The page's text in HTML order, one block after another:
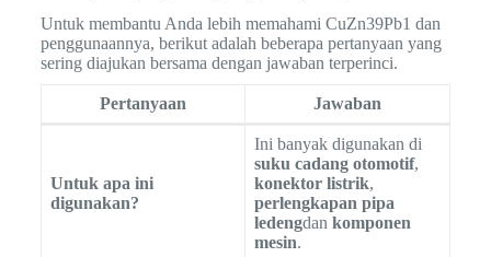
Untuk membantu Anda lebih memahami CuZn39Pb1 dan
penggunaannya, berikut adalah beberapa pertanyaan yang
sering diajukan bersama dengan jawaban terperinci.
Pertanyaan Jawaban
Untuk apa ini
digunakan?
Ini banyak digunakan di
suku cadang otomotif,
konektor listrik,
perlengkapan pipa
ledengdan komponen
mesin.